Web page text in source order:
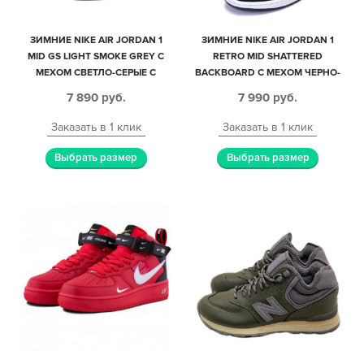
ЗИМНИЕ NIKE AIR JORDAN 1
MID GS LIGHT SMOKE GREY С
МЕХОМ СВЕТЛО-СЕРЫЕ С
МУЖСКИЕ-ЖЕНСКИЕ (35-44)
7 890 руб.
Заказать в 1 клик
Выбрать размер
ЗИМНИЕ NIKE AIR JORDAN 1
RETRO MID SHATTERED
BACKBOARD С МЕХОМ ЧЕРНО-
НУБУК ЖЕНСКИЕ (35-40)
7 990 руб.
Заказать в 1 клик
Выбрать размер